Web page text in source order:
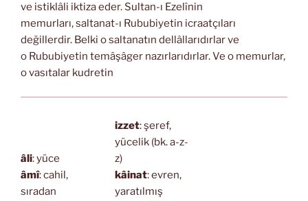
ve istiklâli iktiza eder. Sultan-ı Ezelînin
memurları, saltanat-ı Rububiyetin icraatçıları
değillerdir. Belki o saltanatın dellâllarıdırlar ve
o Rububiyetin temâşâger nazırlarıdırlar. Ve o memurlar,
o vasıtalar kudretin
âli: yüce
âmî: cahil,
sıradan
izzet: şeref,
yücelik (bk. a-z-
z)
kâinat: evren,
yaratılmış